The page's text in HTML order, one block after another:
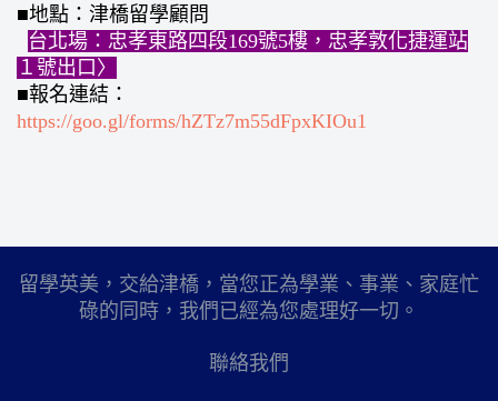
■地點：津橋留學顧問
台北場：忠孝東路四段169號5樓，忠孝敦化捷運站
１號出口〉
■報名連結：
https://goo.gl/forms/hZTz7m55dFpxKIOu1
留學英美，交給津橋，當您正為學業、事業、家庭忙
碌的同時，我們已經為您處理好一切。
聯絡我們